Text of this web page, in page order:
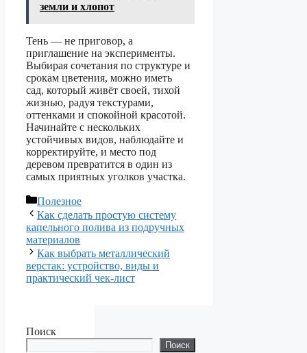
земли и хлопот
Тень — не приговор, а
приглашение на эксперименты.
Выбирая сочетания по структуре и
срокам цветения, можно иметь
сад, который живёт своей, тихой
жизнью, радуя текстурами,
оттенками и спокойной красотой.
Начинайте с нескольких
устойчивых видов, наблюдайте и
корректируйте, и место под
деревом превратится в один из
самых приятных уголков участка.
Рубрики
Полезное
Как сделать простую систему
капельного полива из подручных
материалов
Как выбрать металлический
верстак: устройство, виды и
практический чек-лист
Поиск
Поиск